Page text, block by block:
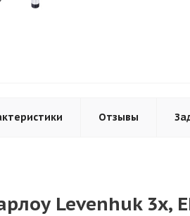
Отзывы
Levenhuk 3x,